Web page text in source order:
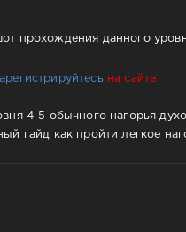
прохождения данного
на сайте
4-5 обычного нагорья
гайд как пройти легкое